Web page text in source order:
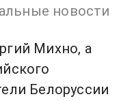
новости
Михно, а
Белоруссии